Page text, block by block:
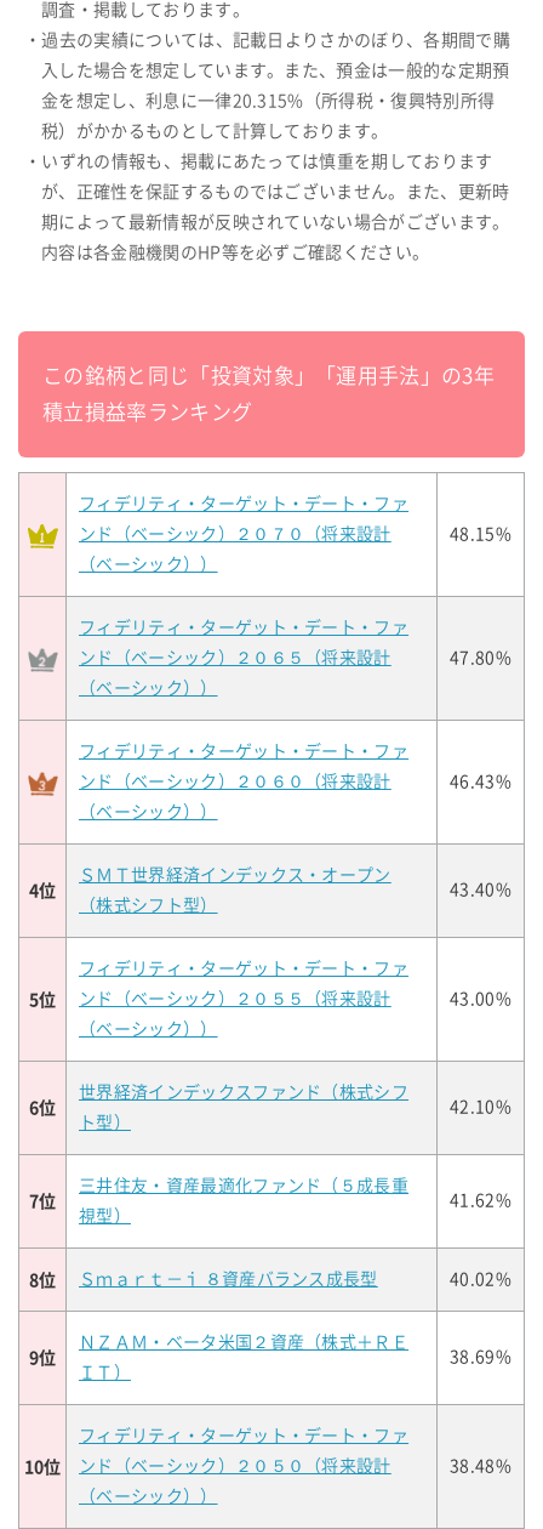
調査・掲載しております。
・過去の実績については、記載日よりさかのぼり、各期間で購
入した場合を想定しています。また、預金は一般的な定期預
金を想定し、利息に一律20.315%（所得税・復興特別所得
税）がかかるものとして計算しております。
・いずれの情報も、掲載にあたっては慎重を期しております
が、正確性を保証するものではございません。また、更新時
期によって最新情報が反映されていない場合がございます。
内容は各金融機関のHP等を必ずご確認ください。
この銘柄と同じ「投資対象」「運用手法」の3年
積立損益率ランキング
フィデリティ・ターゲット・デート・ファ
ンド（ベーシック）２０７０（将来設計
（ベーシック））
48.15%
フィデリティ・ターゲット・デート・ファ
ンド（ベーシック）２０６５（将来設計
（ベーシック））
47.80%
フィデリティ・ターゲット・デート・ファ
ンド（ベーシック）２０６０（将来設計
（ベーシック））
46.43%
4位
ＳＭＴ世界経済インデックス・オープン
（株式シフト型）
43.40%
5位
フィデリティ・ターゲット・デート・ファ
ンド（ベーシック）２０５５（将来設計
（ベーシック））
43.00%
6位
世界経済インデックスファンド（株式シフ
ト型）
42.10%
7位
三井住友・資産最適化ファンド（５成長重
視型）
41.62%
8位 Ｓｍａｒｔ－ｉ ８資産バランス成長型 40.02%
9位
ＮＺＡＭ・ベータ米国２資産（株式＋ＲＥ
ＩＴ）
38.69%
10位
フィデリティ・ターゲット・デート・ファ
ンド（ベーシック）２０５０（将来設計
（ベーシック））
38.48%